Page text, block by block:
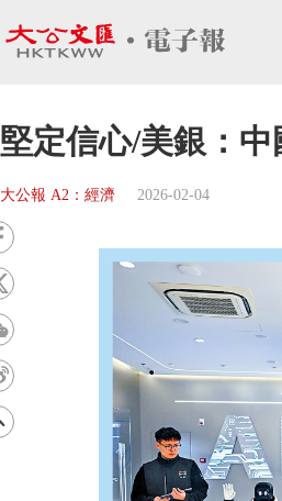
堅定信心/美銀：
大公報 A2：經濟 2026-02-04